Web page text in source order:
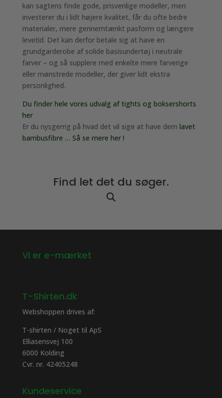
kan sagtens finde gode, prisvenlige modeller, men
investerer du i lidt højere kvalitet, får du ofte bedre
materialer, mere gennemtænkt pasform og længere
levetid. Det kan derfor betale sig at have en
grundgarderobe af solide basisundertøj i neutrale
farver – og så supplere med enkelte mere farverige
eller mønstrede modeller, der giver lidt ekstra
personlighed.
Du finder hele vores udvalg af tights og boksershorts
her
Er du nysgerrig på hvad det vil sige at have dem lavet
bambusfibre … Så se mere her !
Find let det du søger.
Vi er e-mærket
T-Shirten.dk
Webshoppen drives af:
T-shirten / Noget til ApS
Elliasensvej 100
6000 Kolding
Cvr. nr. 42405248
Kundeservice